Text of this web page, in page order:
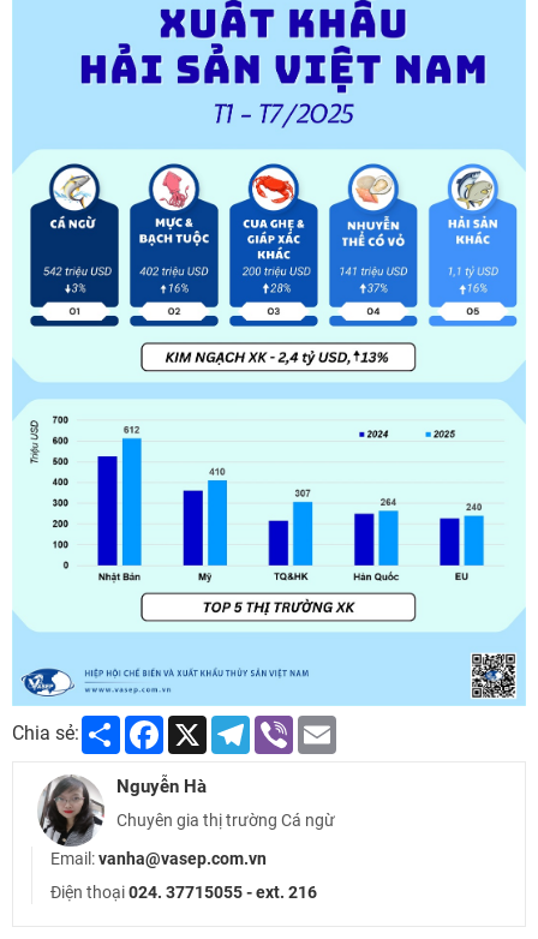
Chia sẻ: Share Facebook
X Telegram
Viber
Nguyễn Hà
Chuyên gia thị trường Cá ngừ
Email:vanha@vasep.com.vn
Điện thoại024. 37715055 - ext. 216